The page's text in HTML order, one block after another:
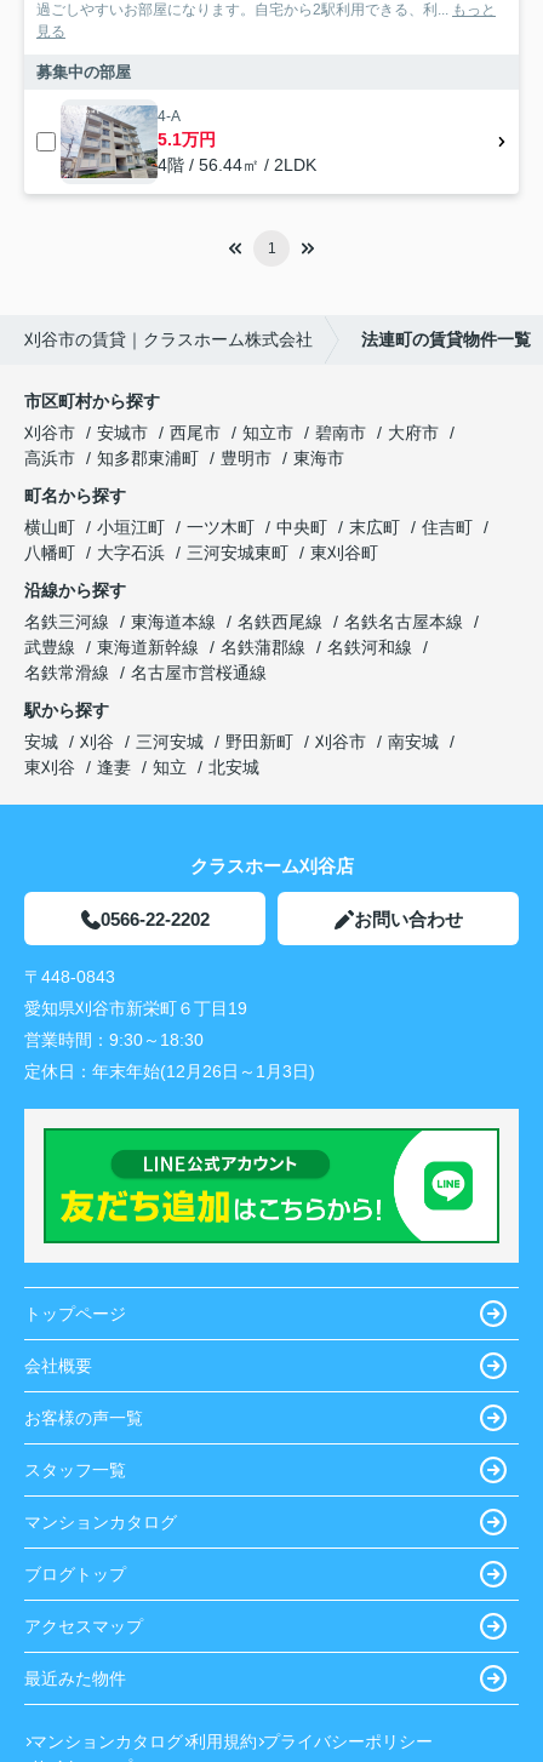
過ごしやすいお部屋になります。自宅から2駅利用できる、利... もっと
見る
募集中の部屋
4-A
5.1万円
4階 / 56.44㎡ / 2LDK
1
刈谷市の賃貸｜クラスホーム株式会社 法連町の賃貸物件一覧
市区町村から探す
刈谷市
安城市 西尾市 知立市 碧南市
大府市
高浜市
知多郡東浦町 豊明市
東海市
町名から探す
横山町
小垣江町 一ツ木町 中央町 末広町
住吉町
八幡町
大字石浜 三河安城東町
東刈谷町
沿線から探す
名鉄三河線
東海道本線 名鉄西尾線
名鉄名古屋本線
武豊線
東海道新幹線 名鉄蒲郡線
名鉄河和線
名鉄常滑線
名古屋市営桜通線
駅から探す
安城
刈谷 三河安城 野田新町 刈谷市
南安城
東刈谷
逢妻 知立 北安城
クラスホーム刈谷店
0566-22-2202 お問い合わせ
〒448-0843
愛知県刈谷市新栄町６丁目19
営業時間： 9:30～18:30
定休日： 年末年始(12月26日～1月3日)
トップページ
会社概要
お客様の声一覧
スタッフ一覧
マンションカタログ
ブログトップ
アクセスマップ
最近みた物件
マンションカタログ 利用規約 プライバシーポリシー